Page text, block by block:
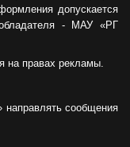
допускается
- МАУ «РГ
на правах рекламы.
сообщения